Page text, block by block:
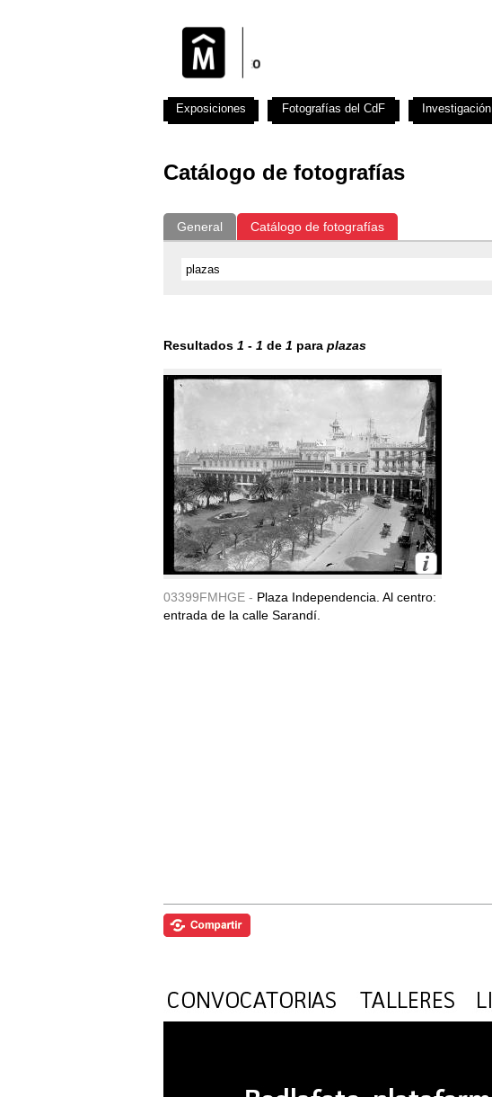
Catálogo de fotografías
General Catálogo de fotografías
Resultados 1 - 1 de 1 para plazas
03399FMHGE - Plaza Independencia. Al centro:
entrada de la calle Sarandí.
Exposiciones Fotografías del CdF Investigación